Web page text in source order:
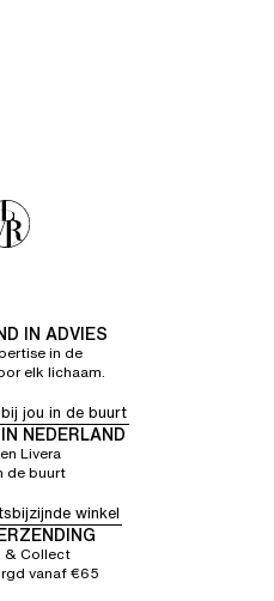
IN ADVIES
in de
elk lichaam.
jou in de buurt
NEDERLAND
Livera
de buurt
winkel
& Collect
vanaf €65